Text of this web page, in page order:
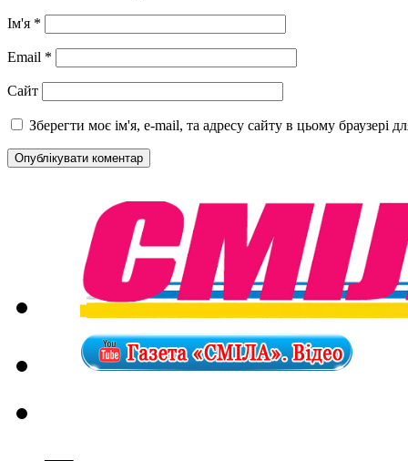
Ім'я *
Email *
Сайт
Зберегти моє ім'я, e-mail, та адресу сайту в цьому браузері